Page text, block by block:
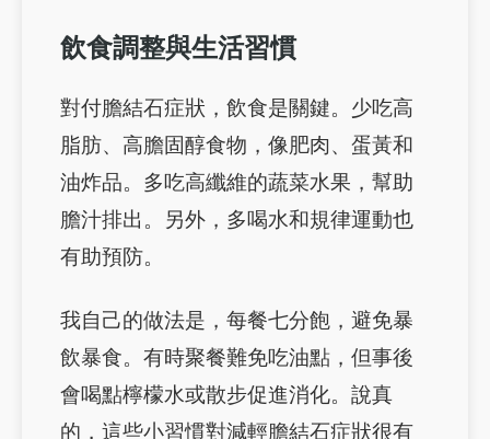
飲食調整與生活習慣
對付膽結石症狀，飲食是關鍵。少吃高
脂肪、高膽固醇食物，像肥肉、蛋黃和
油炸品。多吃高纖維的蔬菜水果，幫助
膽汁排出。另外，多喝水和規律運動也
有助預防。
我自己的做法是，每餐七分飽，避免暴
飲暴食。有時聚餐難免吃油點，但事後
會喝點檸檬水或散步促進消化。說真
的，這些小習慣對減輕膽結石症狀很有